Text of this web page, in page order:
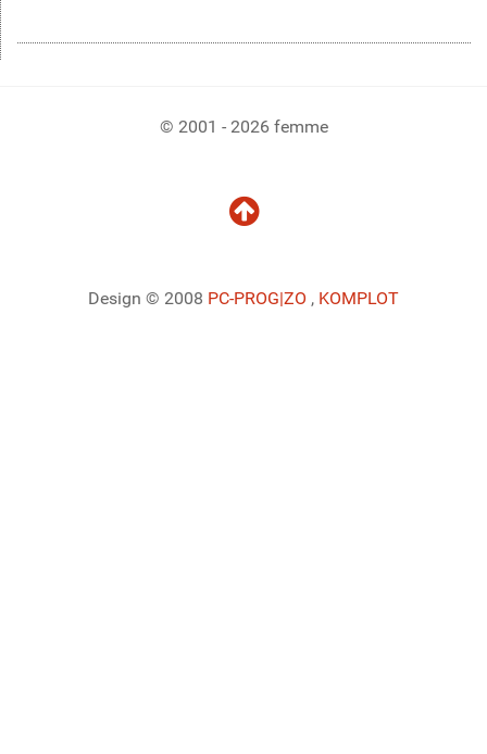
© 2001 - 2026 femme
Design © 2008 PC-PROG|ZO , KOMPLOT